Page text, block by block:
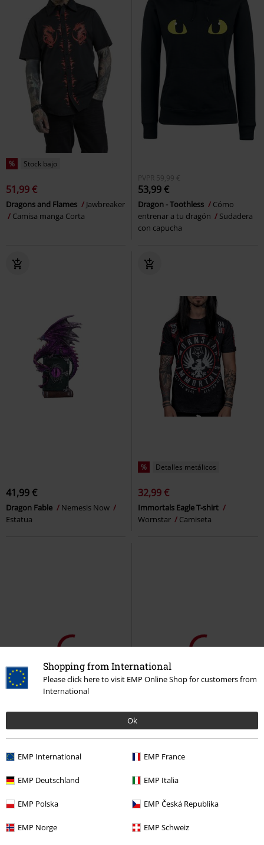
Shopping from International
Please click here to visit EMP Online Shop for customers from
International
Ok
EMP International EMP France
EMP Deutschland EMP Italia
EMP Polska EMP Česká Republika
EMP Norge EMP Schweiz
% Stock bajo
51,99 €
Dragons and Flames
Jawbreaker
Camisa manga Corta
PVPR 59,99 €
53,99 €
Dragon - Toothless
Cómo
entrenar a tu dragón
Sudadera
con capucha
41,99 €
Dragon Fable
Nemesis Now
Estatua
% Detalles metálicos
32,99 €
Immortals Eagle T-shirt
Wornstar
Camiseta